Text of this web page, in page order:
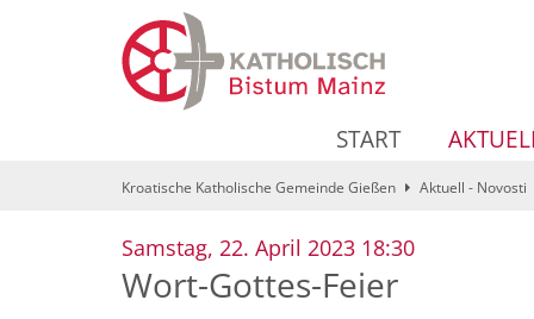
START
Kroatische Katholische Gemeinde Gießen Aktuell - Novosti
Samstag, 22. April 2023 18:30:
Wort-Gottes-Feier